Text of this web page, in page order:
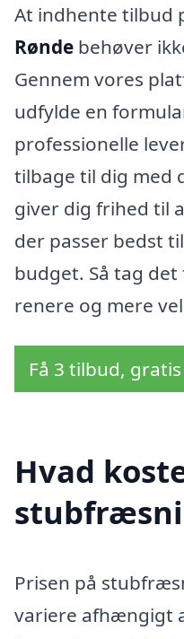
At indhente tilbud
Rønde behøver
Gennem vores
udfylde en
professionelle
tilbage til dig med
giver dig frihed til
der passer bedst
budget. Så tag
renere og mere
Få 3 tilbud,
Hvad
Prisen på
variere afhængigt